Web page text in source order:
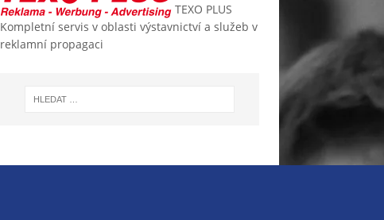
TEXO PLUS
Kompletní servis v oblasti výstavnictví a služeb v
reklamní propagaci